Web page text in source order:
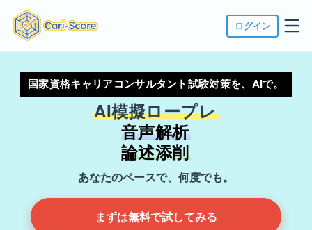
ログイン
国家資格キャリアコンサルタント試験対策を、AIで。
AI模擬ロープレ
音声解析
論述添削
あなたのペースで、何度でも。
まずは無料で試してみる